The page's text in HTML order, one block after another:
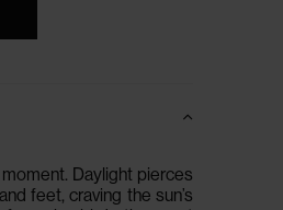
Daylight pierces
feet, craving the sun’s